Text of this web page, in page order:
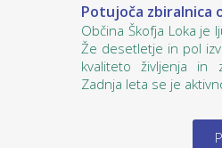
Potujoča zbiralnica
Občina Škofja Loka je
Že desetletje in pol
kvaliteto življenja in
Zadnja leta se je